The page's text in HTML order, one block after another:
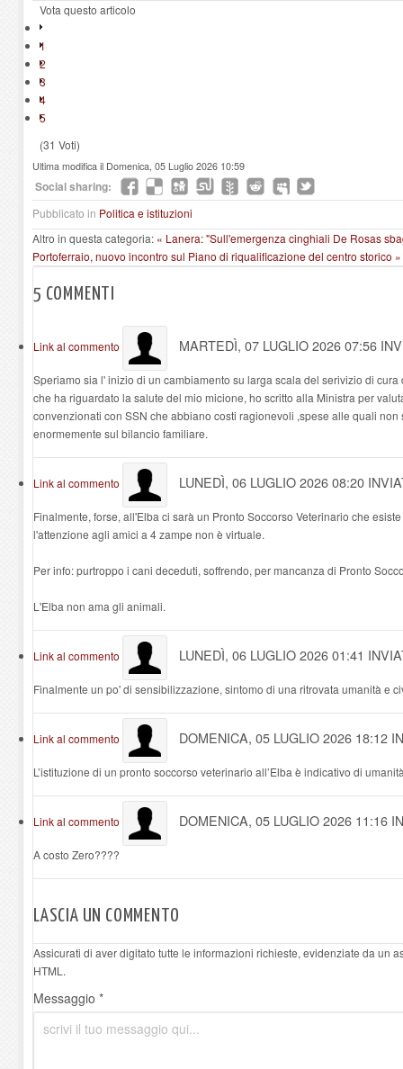
Vota questo articolo
1
2
3
4
5
(31 Voti)
Ultima modifica il Domenica, 05 Luglio 2026 10:59
Social sharing:
Pubblicato in Politica e istituzioni
Altro in questa categoria: « Lanera: "Sull'emergenza cinghiali De Rosas
Portoferraio, nuovo incontro sul Piano di riqualificazione del centro storico »
5 COMMENTI
Link al commento MARTEDÌ, 07 LUGLIO 2026 07:56
Speriamo sia l' inizio di un cambiamento su larga scala del serivizio di
che ha riguardato la salute del mio micione, ho scritto alla Ministra per
convenzionati con SSN che abbiano costi ragionevoli ,spese alle quali
enormemente sul bilancio familiare.
Link al commento LUNEDÌ, 06 LUGLIO 2026 08:20
Finalmente, forse, all'Elba ci sarà un Pronto Soccorso Veterinario che
l'attenzione agli amici a 4 zampe non è virtuale.
Per info: purtroppo i cani deceduti, soffrendo, per mancanza di Pronto
L'Elba non ama gli animali.
Link al commento LUNEDÌ, 06 LUGLIO 2026 01:41
Finalmente un po' di sensibilizzazione, sintomo di una ritrovata umanità e
Link al commento DOMENICA, 05 LUGLIO 2026 18:12
L’istituzione di un pronto soccorso veterinario all’Elba è indicativo di
Link al commento DOMENICA, 05 LUGLIO 2026 11:16
A costo Zero????
LASCIA UN COMMENTO
Assicurati di aver digitato tutte le informazioni richieste, evidenziate da un
HTML.
Messaggio *